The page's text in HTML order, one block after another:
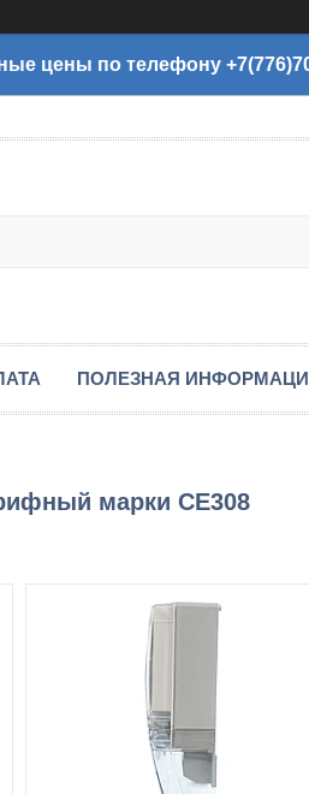
цены по телефону
ПОЛЕЗНАЯ
марки CE308